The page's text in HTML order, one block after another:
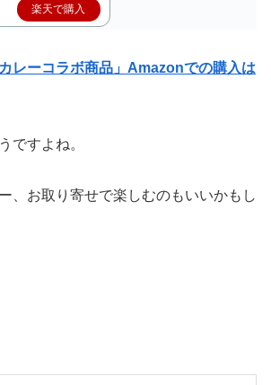
楽天で購入
レーコラボ商品」Amazonでの購入は
ですよね。
、お取り寄せで楽しむのもいいかもし